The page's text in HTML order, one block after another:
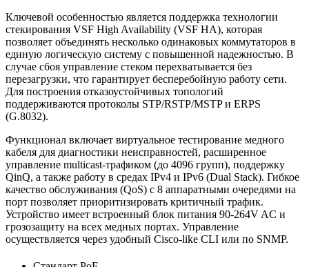
Ключевой особенностью является поддержка технологии
стекирования VSF High Availability (VSF HA), которая
позволяет объединять несколько одинаковых коммутаторов в
единую логическую систему с повышенной надежностью. В
случае сбоя управление стеком перехватывается без
перезагрузки, что гарантирует бесперебойную работу сети.
Для построения отказоустойчивых топологий
поддерживаются протоколы STP/RSTP/MSTP и ERPS
(G.8032).
Функционал включает виртуальное тестирование медного
кабеля для диагностики неисправностей, расширенное
управление multicast-трафиком (до 4096 групп), поддержку
QinQ, а также работу в средах IPv4 и IPv6 (Dual Stack). Гибкое
качество обслуживания (QoS) с 8 аппаратными очередями на
порт позволяет приоритизировать критичный трафик.
Устройство имеет встроенный блок питания 90-264V AC и
грозозащиту на всех медных портах. Управление
осуществляется через удобный Cisco-like CLI или по SNMP.